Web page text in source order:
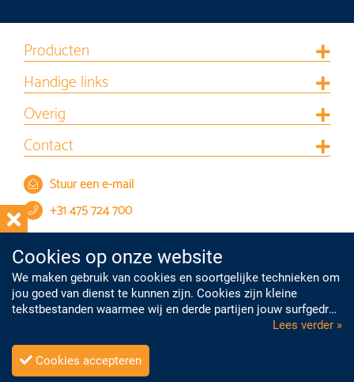
Producten
Handige links
Overig
Contact
Stuur een e-mail
+31 475 724 700
Cookies op onze website
We maken gebruik van cookies en soortgelijke technieken om
jou goed van dienst te kunnen zijn. Cookies zijn kleine
tekstbestanden waarmee wij en derde partijen jouw surfgedrag
op onze website kunnen volgen. Met deze informatie kunnen
Cookies zorgen er ook voor dat je informatie kunt delen via de
sociale mediakanalen.
Lees verder »
Cookies accepteren